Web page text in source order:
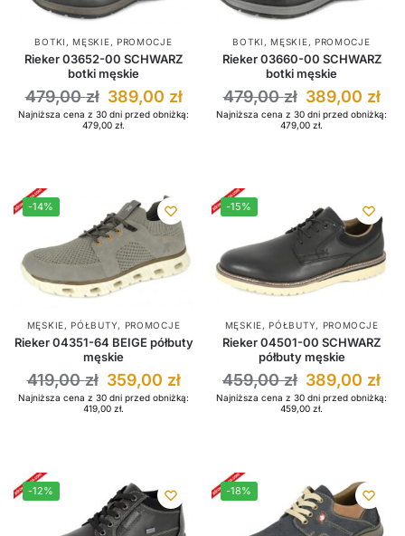
BOTKI ,MĘSKIE, PROMOCJE
Rieker 03652-00 SCHWARZ
botki męskie
479,00zł 389,00 zł
Najniższa cena z 30 dni przed obniżką:
479,00 zł.
BOTKI ,MĘSKIE, PROMOCJE
Rieker 03660-00 SCHWARZ
botki męskie
479,00zł 389,00 zł
Najniższa cena z 30 dni przed obniżką:
479,00 zł.
-14%
MĘSKIE, PÓŁBUTY, PROMOCJE
Rieker 04351-64 BEIGE półbuty
męskie
419,00zł 359,00 zł
Najniższa cena z 30 dni przed obniżką:
419,00 zł.
-15%
MĘSKIE, PÓŁBUTY, PROMOCJE
Rieker 04501-00 SCHWARZ
półbuty męskie
459,00zł 389,00 zł
Najniższa cena z 30 dni przed obniżką:
459,00 zł.
-12% -18%